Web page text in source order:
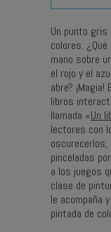
Un punto gris
colores.
mano sobre
el rojo y el
abre?
libros
llamada «Un
lectores con
oscurecerlos,
pinceladas
a los juegos
clase de
le acompaña
pintada de